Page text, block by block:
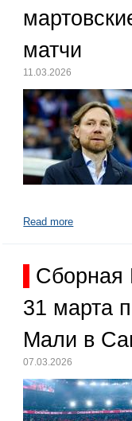
матчи
11.03.2026
Read more
Сборная
31 марта
Мали в
07.03.2026